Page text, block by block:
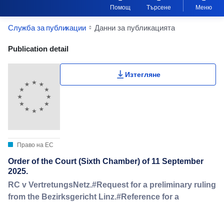
Помощ Търсене Меню
Служба за публикации Данни за публикацията
Publication Detail Actions Portlet
Publication detail
Право на ЕС
Изтегляне
Order of the Court (Sixth Chamber) of 11 September
2025.
RC v VertretungsNetz.#Request for a preliminary ruling
from the Bezirksgericht Linz.#Reference for a